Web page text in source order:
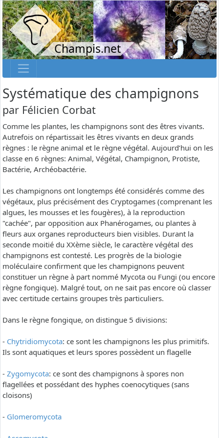
Champis.net
Systématique des champignons
par Félicien Corbat
Comme les plantes, les champignons sont des êtres vivants.
Autrefois on répartissait les êtres vivants en deux grands
règnes : le règne animal et le règne végétal. Aujourd’hui on les
classe en 6 règnes: Animal, Végétal, Champignon, Protiste,
Bactérie, Archéobactérie.
Les champignons ont longtemps été considérés comme des
végétaux, plus précisément des Cryptogames (comprenant les
algues, les mousses et les fougères), à la reproduction
"cachée", par opposition aux Phanérogames, ou plantes à
fleurs aux organes reproducteurs bien visibles. Durant la
seconde moitié du XXème siècle, le caractère végétal des
champignons est contesté. Les progrès de la biologie
moléculaire confirment que les champignons peuvent
constituer un règne à part nommé Mycota ou Fungi (ou encore
règne fongique). Malgré tout, on ne sait pas encore où classer
avec certitude certains groupes très particuliers.
Dans le règne fongique, on distingue 5 divisions:
- Chytridiomycota: ce sont les champignons les plus primitifs.
Ils sont aquatiques et leurs spores possèdent un flagelle
- Zygomycota: ce sont des champignons à spores non
flagellées et possédant des hyphes coenocytiques (sans
cloisons)
- Glomeromycota